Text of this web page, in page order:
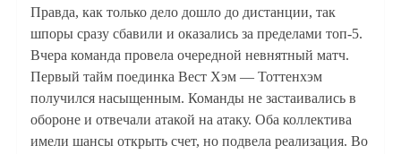
Правда, как только дело дошло до дистанции, так
шпоры сразу сбавили и оказались за пределами топ-5.
Вчера команда провела очередной невнятный матч.
Первый тайм поединка Вест Хэм — Тоттенхэм
получился насыщенным. Команды не застаивались в
обороне и отвечали атакой на атаку. Оба коллектива
имели шансы открыть счет, но подвела реализация. Во